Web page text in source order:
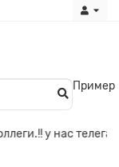
Пример
у нас телега